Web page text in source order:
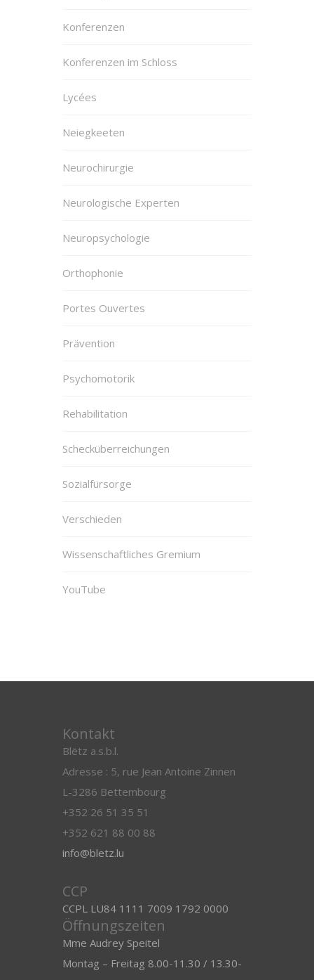
Konferenzen
Konferenzen im Schloss
Lycées
Neiegkeeten
Neurochirurgie
Neurologische Experten
Neuropsychologie
Orthophonie
Portes Ouvertes
Prävention
Psychomotorik
Rehabilitation
Schecküberreichungen
Sozialfürsorge
Verschieden
Wissenschaftliches Gremium
YouTube
Kontakt
Blëtz a.s.b.l.
Adresse : 5, rue Jean Antoine Zinnen
L-3286 Bettembourg
+352 26 51 35 51
+352 621 88 00 88
info@bletz.lu
CCP
CCPL LU84 1111 7009 1792 0000
Öffnungszeiten
Mme Audrey Speitel
Montag – Freitag 8.00-11.30 / 13.30-